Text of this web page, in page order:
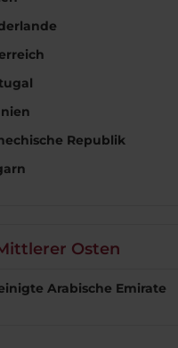
Republik
Osten
Arabische Emirate